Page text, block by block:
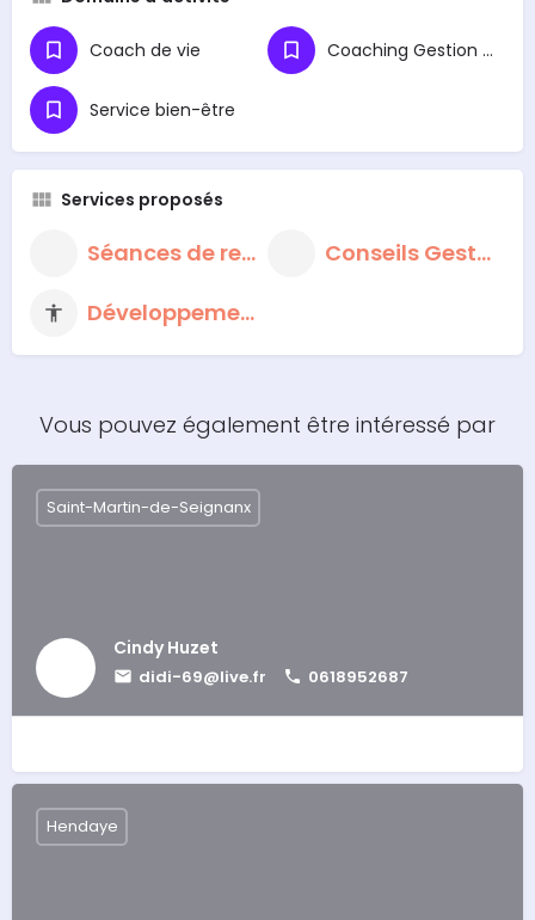
Coach de vie Coaching Gestion du Stress et Préparation Mentale
Service bien-être
Services proposés
Séances de respiration et de méditation
Conseils Gestion du Stress
Développement personnel
Vous pouvez également être intéressé par
Cindy Huzet
didi-69@live.fr 0618952687
Saint-Martin-de-Seignanx
Hendaye